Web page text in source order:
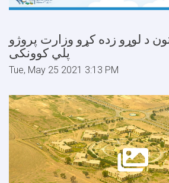
د لوړو زده کړو وزارت پروژو
پلي کوونکی
Tue, May 25 2021 3:13 PM